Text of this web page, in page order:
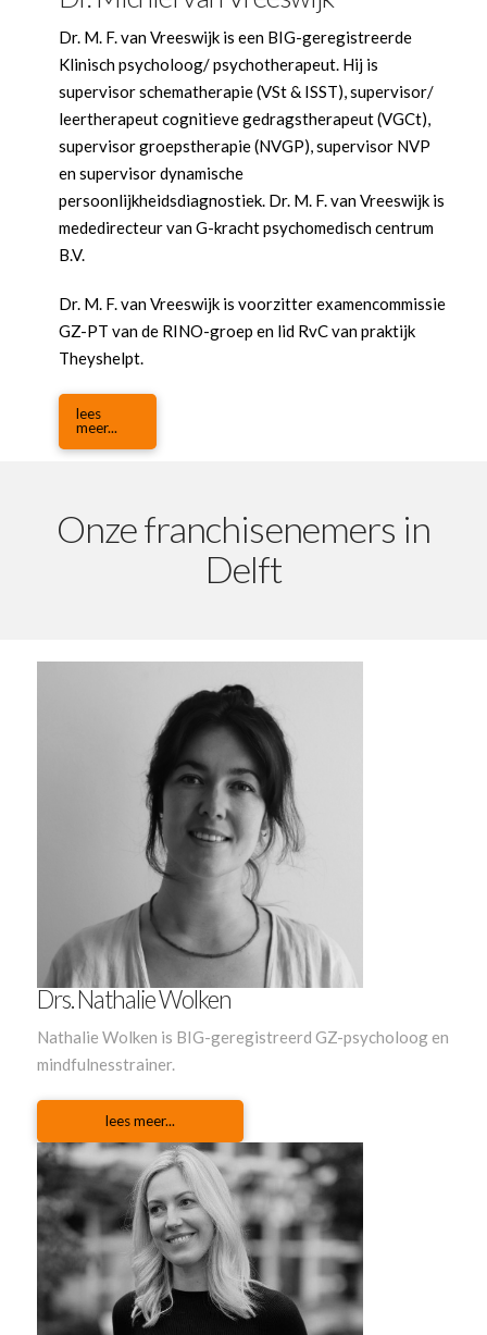
Dr. M. F. van Vreeswijk is een BIG-geregistreerde
Klinisch psycholoog/ psychotherapeut. Hij is
supervisor schematherapie (VSt & ISST), supervisor/
leertherapeut cognitieve gedragstherapeut (VGCt),
supervisor groepstherapie (NVGP), supervisor NVP
en supervisor dynamische
persoonlijkheidsdiagnostiek. Dr. M. F. van Vreeswijk is
mededirecteur van G-kracht psychomedisch centrum
B.V.
Dr. M. F. van Vreeswijk is voorzitter examencommissie
GZ-PT van de RINO-groep en lid RvC van praktijk
Theyshelpt.
lees
meer...
Onze franchisenemers in
Delft
Drs. Nathalie Wolken
Nathalie Wolken is BIG-geregistreerd GZ-psycholoog en
mindfulnesstrainer.
lees meer...